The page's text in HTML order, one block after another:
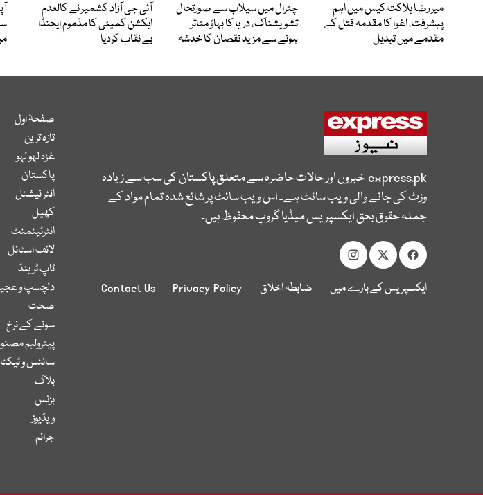
میر رضا ہلاکت کیس میں اہم
پیشرفت، اغوا کا مقدمہ قتل کے
مقدمے میں تبدیل
چترال میں سیلاب سے صورتحال
تشویشناک، دریا کا بہاؤ متاثر
ہونے سے مزید نقصان کا خدشہ
آئی جی آزاد کشمیر نے کالعدم
ایکشن کمیٹی کا مذموم ایجنڈا
بے نقاب کردیا
express.pkخبروں اور حالات حاضرہ سے متعلق پاکستان کی سب سے زیادہ
وزٹ کی جانے والی ویب سائٹ ہے۔ اس ویب سائٹ پر شائع شدہ تمام مواد کے
جملہ حقوق بحق ایکسپریس میڈیا گروپ محفوظ ہیں۔
ایکسپریس کے بارے میں ضابطہ اخلاق Privacy Policy
Contact Us
صفحۂ اول
تازہ ترین
غزہ لہو لہو
پاکستان
انٹر نیشنل
کھیل
انٹرٹینمنٹ
لائف اسٹائل
ٹاپ ٹرینڈ
دلچسپ و
صحت
سونے کے نرخ
پیٹرولیم
سائنس و
بلاگ
بزنس
ویڈیوز
جرائم